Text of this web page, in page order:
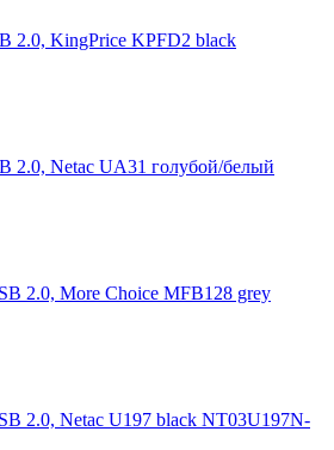
2.0, KingPrice KPFD2 black
2.0, Netac UA31 голубой/белый
2.0, More Choice MFB128 grey
2.0, Netac U197 black NT03U197N-